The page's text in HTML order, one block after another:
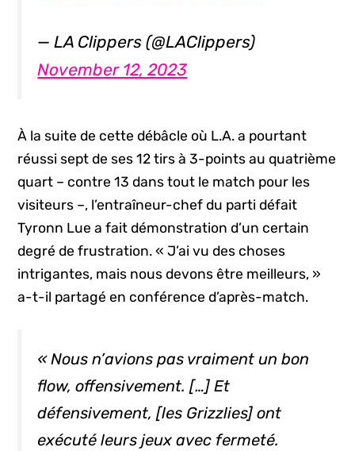
— LA Clippers (@LAClippers)
November 12, 2023
À la suite de cette débâcle où L.A. a pourtant
réussi sept de ses 12 tirs à 3-points au quatrième
quart – contre 13 dans tout le match pour les
visiteurs –, l’entraîneur-chef du parti défait
Tyronn Lue a fait démonstration d’un certain
degré de frustration. « J’ai vu des choses
intrigantes, mais nous devons être meilleurs, »
a-t-il partagé en conférence d’après-match.
« Nous n’avions pas vraiment un bon
flow, offensivement. […] Et
défensivement, [les Grizzlies] ont
exécuté leurs jeux avec fermeté.